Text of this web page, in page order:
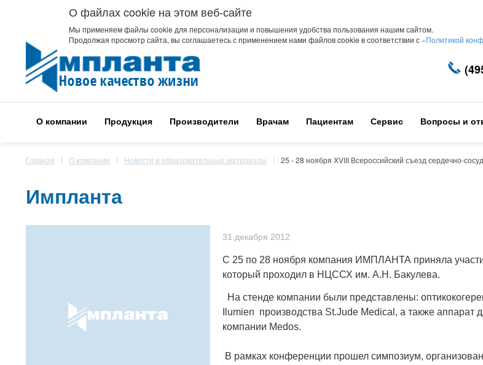
О файлах cookie на этом веб-сайте
Мы применяем файлы cookie для персонализации и повышения удобства пользования нашим сайтом.
Продолжая просмотр сайта, вы соглашаетесь с применением нами файлов cookie в соответствии с «Политикой
О компании Продукция Производители Врачам Пациентам Сервис Вопросы и
Главная О компании Новости и образовательные материалы 25 - 28 ноября XVIII Всероссийский съезд сердечно-
Импланта
31 декабря 2012
С 25 по 28 ноября компания ИМПЛАНТА приняла
который проходил в НЦССХ им. А.Н. Бакулева.
На стенде компании были представлены:
Ilumien производства St.Jude Medical, а также
компании Medos.
В рамках конференции прошел симпозиум,